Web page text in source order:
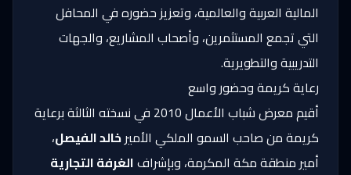
المالية العربية والعالمية، وتعزيز حضوره في المحافل
التي تجمع المستثمرين، وأصحاب المشاريع، والجهات
التدريبية والتطويرية.
رعاية كريمة وحضور واسع
أقيم معرض شباب الأعمال 2010 في نسخته الثالثة برعاية
كريمة من صاحب السمو الملكي الأميرخالد الفيصل،
أمير منطقة مكة المكرمة، وبإشرافالغرفة التجارية